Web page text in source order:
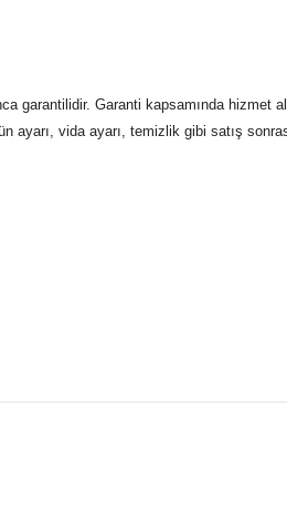
garantilidir. Garanti kapsamında hizmet
ayarı, vida ayarı, temizlik gibi satış